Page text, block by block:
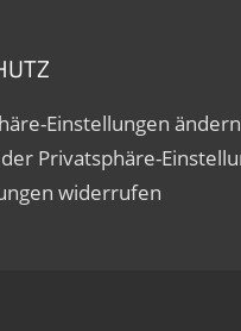
Einstellungen ändern
Privatsphäre-
widerrufen